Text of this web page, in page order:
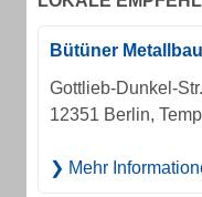
Bütüner Metallbau
Gottlieb-Dunkel-
12351 Berlin,
Mehr